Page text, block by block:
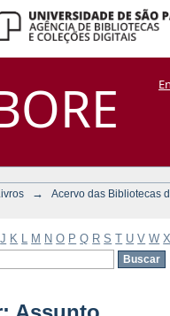
Filtrar
Manakin +
→ Acervo das Bibliotecas
J K M N O P Q R S T U V W X